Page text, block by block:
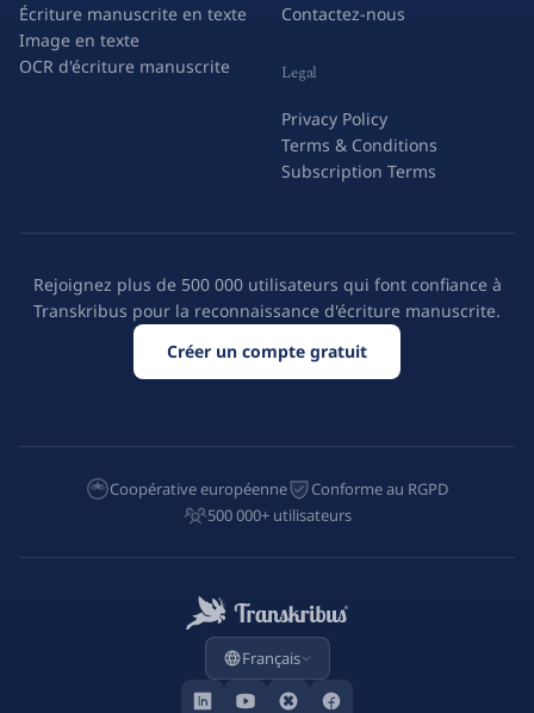
Écriture manuscrite en texte
Image en texte
OCR d'écriture manuscrite
Contactez-nous
Legal
Privacy Policy
Terms & Conditions
Subscription Terms
Rejoignez plus de 500 000 utilisateurs qui font confiance à
Transkribus pour la reconnaissance d'écriture manuscrite.
Créer un compte gratuit
Coopérative européenne
Conforme au RGPD
500 000+ utilisateurs
Français